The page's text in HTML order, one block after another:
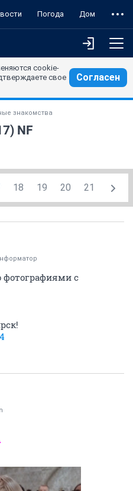
Погода Дом
cookie-
свое
Согласен
знакомства
NF
18 19 20 21
фотографиями с